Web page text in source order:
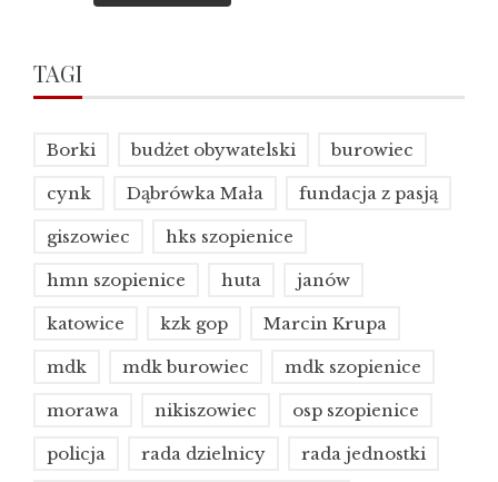
TAGI
Borki budżet obywatelski burowiec
cynk Dąbrówka Mała fundacja z pasją
giszowiec hks szopienice
hmn szopienice huta janów
katowice kzk gop Marcin Krupa
mdk mdk burowiec mdk szopienice
morawa nikiszowiec osp szopienice
policja rada dzielnicy rada jednostki